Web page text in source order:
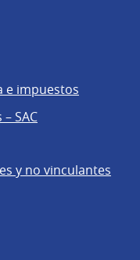
e impuestos
SAC
y no vinculantes